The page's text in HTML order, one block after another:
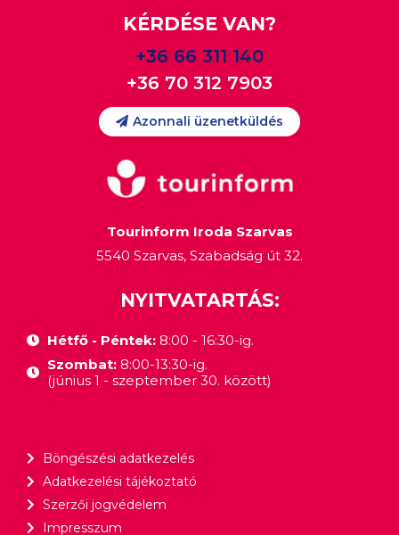
KÉRDÉSE VAN?
+36 66 311 140
+36 70 312 7903
Azonnali üzenetküldés
Tourinform Iroda Szarvas
5540 Szarvas, Szabadság út 32.
NYITVATARTÁS:
Hétfő - Péntek:8:00 - 16:30-ig.
Szombat: 8:00-13:30-ig.
(június 1 - szeptember 30. között)
Böngészési adatkezelés
Adatkezelési tájékoztató
Szerzői jogvédelem
Impresszum